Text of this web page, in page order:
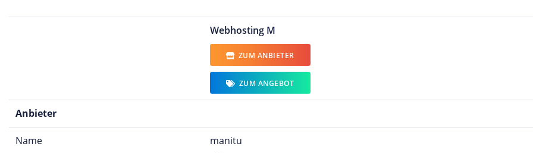
Webhosting M
ZUM ANBIETER
ZUM ANGEBOT
Anbieter
Name manitu